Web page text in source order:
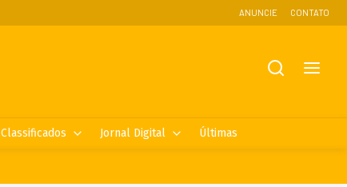
ANUNCIE CONTATO
Classificados Jornal Digital Últimas